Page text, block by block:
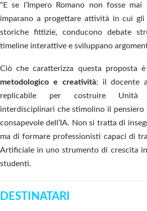
“E se l’Impero Romano non fosse
imparano a progettare attività in cui
storiche fittizie, conducono debate
timeline interattive e sviluppano
Ciò che caratterizza questa proposta
metodologico e creatività: il docente
replicabile per costruire Unità
interdisciplinari che stimolino il pensiero
consapevole dell’IA. Non si tratta di
ma di formare professionisti capaci di
Artificiale in uno strumento di crescita
studenti.
DESTINATARI